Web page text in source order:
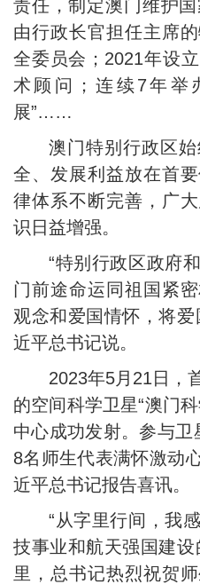
责任，制定澳门维护
由行政长官担任主席
全委员会；2021年设
术顾问；连续7年举
展”……
澳门特别行政区
全、发展利益放在首
律体系不断完善，广
识日益增强。
“特别行政区政府
门前途命运同祖国紧
观念和爱国情怀，将爱
近平总书记说。
2023年5月21日，
的空间科学卫星“澳门
中心成功发射。参与
8名师生代表满怀激动
近平总书记报告喜讯。
“从字里行间，我
技事业和航天强国建
里，总书记热烈祝贺